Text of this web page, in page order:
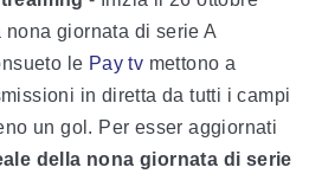
giornata di serie A
le Pay tv mettono a
in diretta da tutti i campi
un gol. Per esser aggiornati
della nona giornata di serie